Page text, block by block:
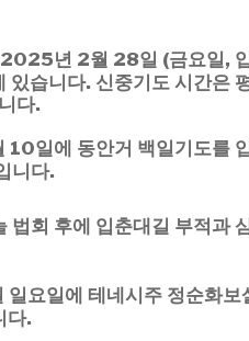
2025년 2월 28일 (금요일,
있습니다. 신중기도 시간은
다.
일에 동안거 백일기도를
니다.
법회 후에 입춘대길 부적과
일요일에 테네시주 정순화
다.